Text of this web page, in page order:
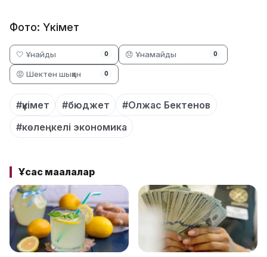
Фото: Үкімет
🤍 Ұнайды 0 😞 Ұнамайды 0
😡 Шектен шыққан 0
#үкімет #бюджет
#Олжас Бектенов
#көлеңкелі экономика
Ұқсас мақалалар